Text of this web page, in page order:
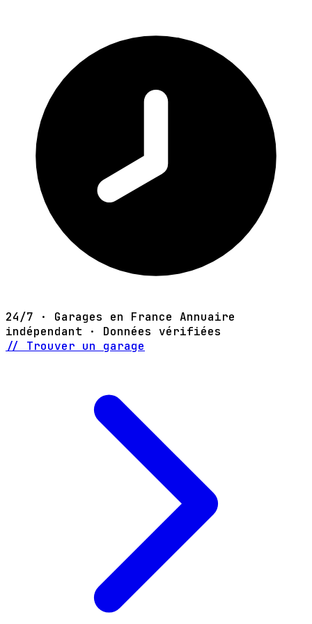
24/7 · Garages en France Annuaire
indépendant · Données vérifiées
// Trouver un garage